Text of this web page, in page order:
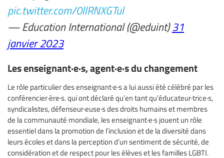
pic.twitter.com/0llRNXGTul
— Education International (@eduint)31
janvier 2023
Les enseignant·e·s, agent·e·s du changement
Le rôle particulier des enseignant·e·s a lui aussi été célébré par les
conférencier·ère·s. qui ont déclaré qu’en tant qu’éducateur·trice·s,
syndicalistes, défenseur·euse·s des droits humains et membres
de la communauté mondiale, les enseignant·e·s jouent un rôle
essentiel dans la promotion de l’inclusion et de la diversité dans
leurs écoles et dans la perception d’un sentiment de sécurité, de
considération et de respect pour les élèves et les familles LGBTI.